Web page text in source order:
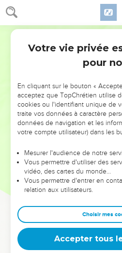
Exode
se manifester la présence du
peuple (ch.25 à 31). C’est alors
d’or, avec l’arrêt des procédures
Mais dans son amour, l’Eternel
tabernacle, son sanctuaire (35.1 à
enveloppa la tente de la
remplit le tabernacle » (40.34).
L’exode, avec l’alliance du Sinaï,
par lequel un peuple opprimé,
Tout au long de leur histoire, les
de cette délivrance miraculeuse,
liturgique » par les fêtes de la
Jusqu’au jour où s’accomplira le
qui s’est donné lui-même pour
communauté de rois-prêtres » et
l’Eglise (1 P 2.9).
Votre vie privée
pour
En cliquant sur le bouton «
acceptez que TopChrétien utilise
cookies ou l'identifiant unique de
traite vos données à caractère
données de navigation et les
votre compte utilisateur) dans les
Mesurer l'audience de notre
Vous permettre d'utiliser des
vidéo, des cartes du monde…
Vous permettre d'entrer en
relation aux utilisateurs.
Choisir mes
Accepter tous